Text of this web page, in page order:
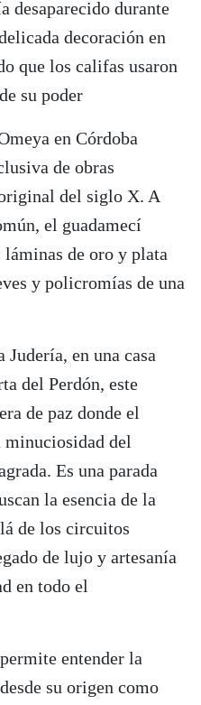
desaparecido durante
decoración en
que los califas usaron
su poder
en Córdoba
de obras
del siglo X. A
el guadamecí
láminas de oro y plata
y policromías de una
Judería, en una casa
del Perdón, este
de paz donde el
minuciosidad del
Es una parada
la esencia de la
de los circuitos
de lujo y artesanía
en todo el
entender la
su origen como